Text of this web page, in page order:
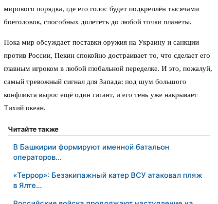
мирового порядка, где его голос будет подкреплён тысячами
боеголовок, способных долететь до любой точки планеты.
Пока мир обсуждает поставки оружия на Украину и санкции
против России, Пекин спокойно достраивает то, что сделает его
главным игроком в любой глобальной переделке. И это, пожалуй,
самый тревожный сигнал для Запада: под шум большого
конфликта вырос ещё один гигант, и его тень уже накрывает
Тихий океан.
Читайте также
В Башкирии формируют именной батальон
операторов…
«Террор»: Безэкипажный катер ВСУ атаковал пляж
в Ялте…